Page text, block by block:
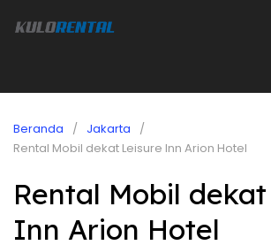
Beranda
Jakarta
Rental Mobil dekat Leisure Inn Arion Hotel
Rental Mobil
Inn Arion Hotel